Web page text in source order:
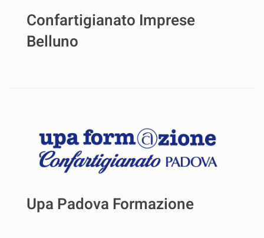
Confartigianato Imprese
Belluno
Upa Padova Formazione